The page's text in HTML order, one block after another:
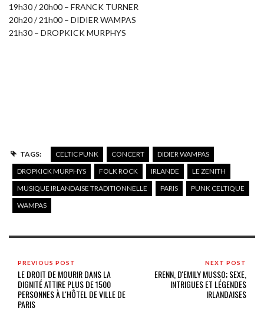
19h30 / 20h00 – FRANCK TURNER
20h20 / 21h00 – DIDIER WAMPAS
21h30 – DROPKICK MURPHYS
TAGS: CELTIC PUNK CONCERT
DIDIER WAMPAS
DROPKICK MURPHYS
FOLK ROCK IRLANDE
LE ZENITH
MUSIQUE IRLANDAISE TRADITIONNELLE
PARIS
PUNK CELTIQUE
WAMPAS
PREVIOUS POST
LE DROIT DE MOURIR DANS LA
DIGNITÉ ATTIRE PLUS DE 1500
PERSONNES À L'HÔTEL DE VILLE DE
PARIS
NEXT POST
ERENN, D'EMILY MUSSO; SEXE,
INTRIGUES ET LÉGENDES
IRLANDAISES